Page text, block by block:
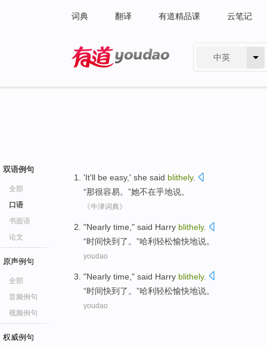
词典 翻译 有道精品课 云笔记
中英
双语例句
全部
口语
书面语
论文
原声例句
全部
音频例句
视频例句
权威例句
'It'll be easy,' she said blithely.
“那很容易。”她不在乎地说。
《牛津词典》
"Nearly time ," said Harry blithely.
“时间快到了。”哈利 轻松愉快地说。
youdao
"Nearly time ," said Harry blithely.
“时间快到了。”哈利轻松愉快地说。
youdao